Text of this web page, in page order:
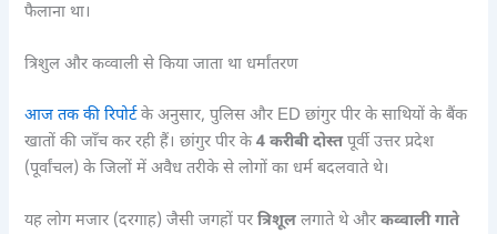
फैलाना था।
त्रिशुल और कव्वाली से किया जाता था धर्मांतरण
आज तक की रिपोर्टके अनुसार, पुलिस और ED छांगुर पीर के साथियों के बैंक
खातों की जाँच कर रही हैं। छांगुर पीर के4 करीबी दोस्तपूर्वी उत्तर प्रदेश
(पूर्वांचल) के जिलों में अवैध तरीके से लोगों का धर्म बदलवाते थे।
यह लोग मजार (दरगाह) जैसी जगहों परत्रिशूल लगाते थे औरकव्वाली गाते